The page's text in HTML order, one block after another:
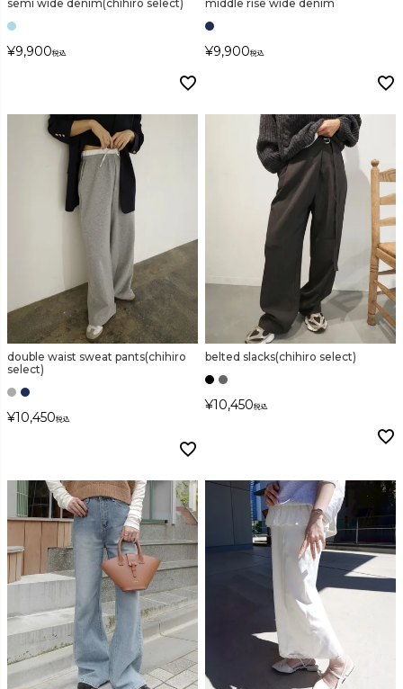
semi wide denim(chihiro select)
¥9,900税込
middle rise wide denim
¥9,900税込
double waist sweat pants(chihiro
select)
¥10,450税込
belted slacks(chihiro select)
¥10,450税込